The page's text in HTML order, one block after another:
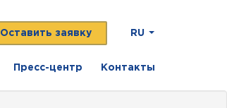
RU
Оставить заявку
Пресс-центр Контакты